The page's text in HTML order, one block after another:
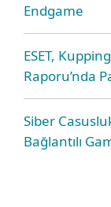
Endgame
ESET,
Raporu’nda
Siber
Bağlantılı